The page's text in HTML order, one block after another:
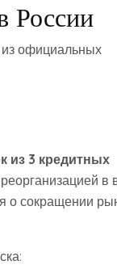
России
официальных
из 3 кредитных
в
о сокращении